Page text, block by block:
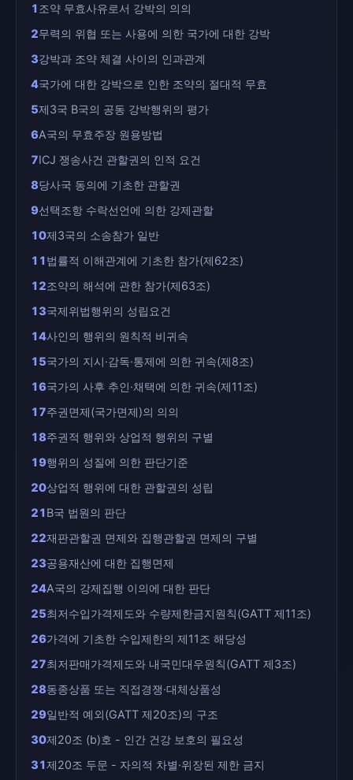
1조약 무효사유로서 강박의 의의
2무력의 위협 또는 사용에 의한 국가에 대한 강박
3강박과 조약 체결 사이의 인과관계
4국가에 대한 강박으로 인한 조약의 절대적 무효
5제3국 B국의 공동 강박행위의 평가
6A국의 무효주장 원용방법
7ICJ 쟁송사건 관할권의 인적 요건
8당사국 동의에 기초한 관할권
9선택조항 수락선언에 의한 강제관할
10제3국의 소송참가 일반
11법률적 이해관계에 기초한 참가(제62조)
12조약의 해석에 관한 참가(제63조)
13국제위법행위의 성립요건
14사인의 행위의 원칙적 비귀속
15국가의 지시·감독·통제에 의한 귀속(제8조)
16국가의 사후 추인·채택에 의한 귀속(제11조)
17주권면제(국가면제)의 의의
18주권적 행위와 상업적 행위의 구별
19행위의 성질에 의한 판단기준
20상업적 행위에 대한 관할권의 성립
21B국 법원의 판단
22재판관할권 면제와 집행관할권 면제의 구별
23공용재산에 대한 집행면제
24A국의 강제집행 이의에 대한 판단
25최저수입가격제도와 수량제한금지원칙(GATT 제11조)
26가격에 기초한 수입제한의 제11조 해당성
27최저판매가격제도와 내국민대우원칙(GATT 제3조)
28동종상품 또는 직접경쟁·대체상품성
29일반적 예외(GATT 제20조)의 구조
30제20조 (b)호 - 인간 건강 보호의 필요성
31제20조 두문 - 자의적 차별·위장된 제한 금지